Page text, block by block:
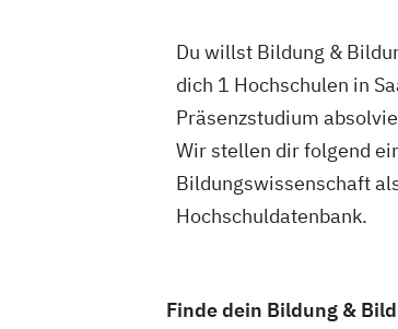
Du willst Bildung &
dich 1 Hochschulen in
Präsenzstudium
Wir stellen dir folgend
Bildungswissenschaft
Hochschuldatenbank.
Finde dein Bildung &